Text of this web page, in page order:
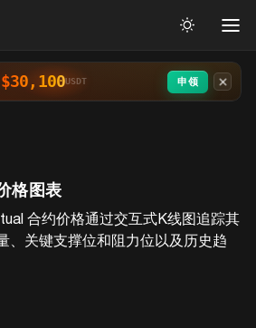
$30,100USDT 申领
格图表
合约价格通过交互式K线图追踪其
、关键支撑位和阻力位以及历史趋